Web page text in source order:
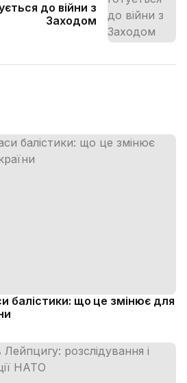
до війни з
Заходом
балістики: що це змінює для